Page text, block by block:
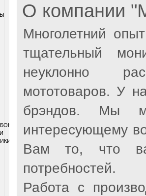
О компании
Многолетний
тщательный
неуклонно
мототоваров. У
брэндов. Мы
интересующему
Вам то, что
потребностей.
Работа с